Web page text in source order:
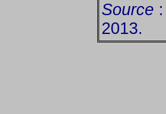
Source
2013.